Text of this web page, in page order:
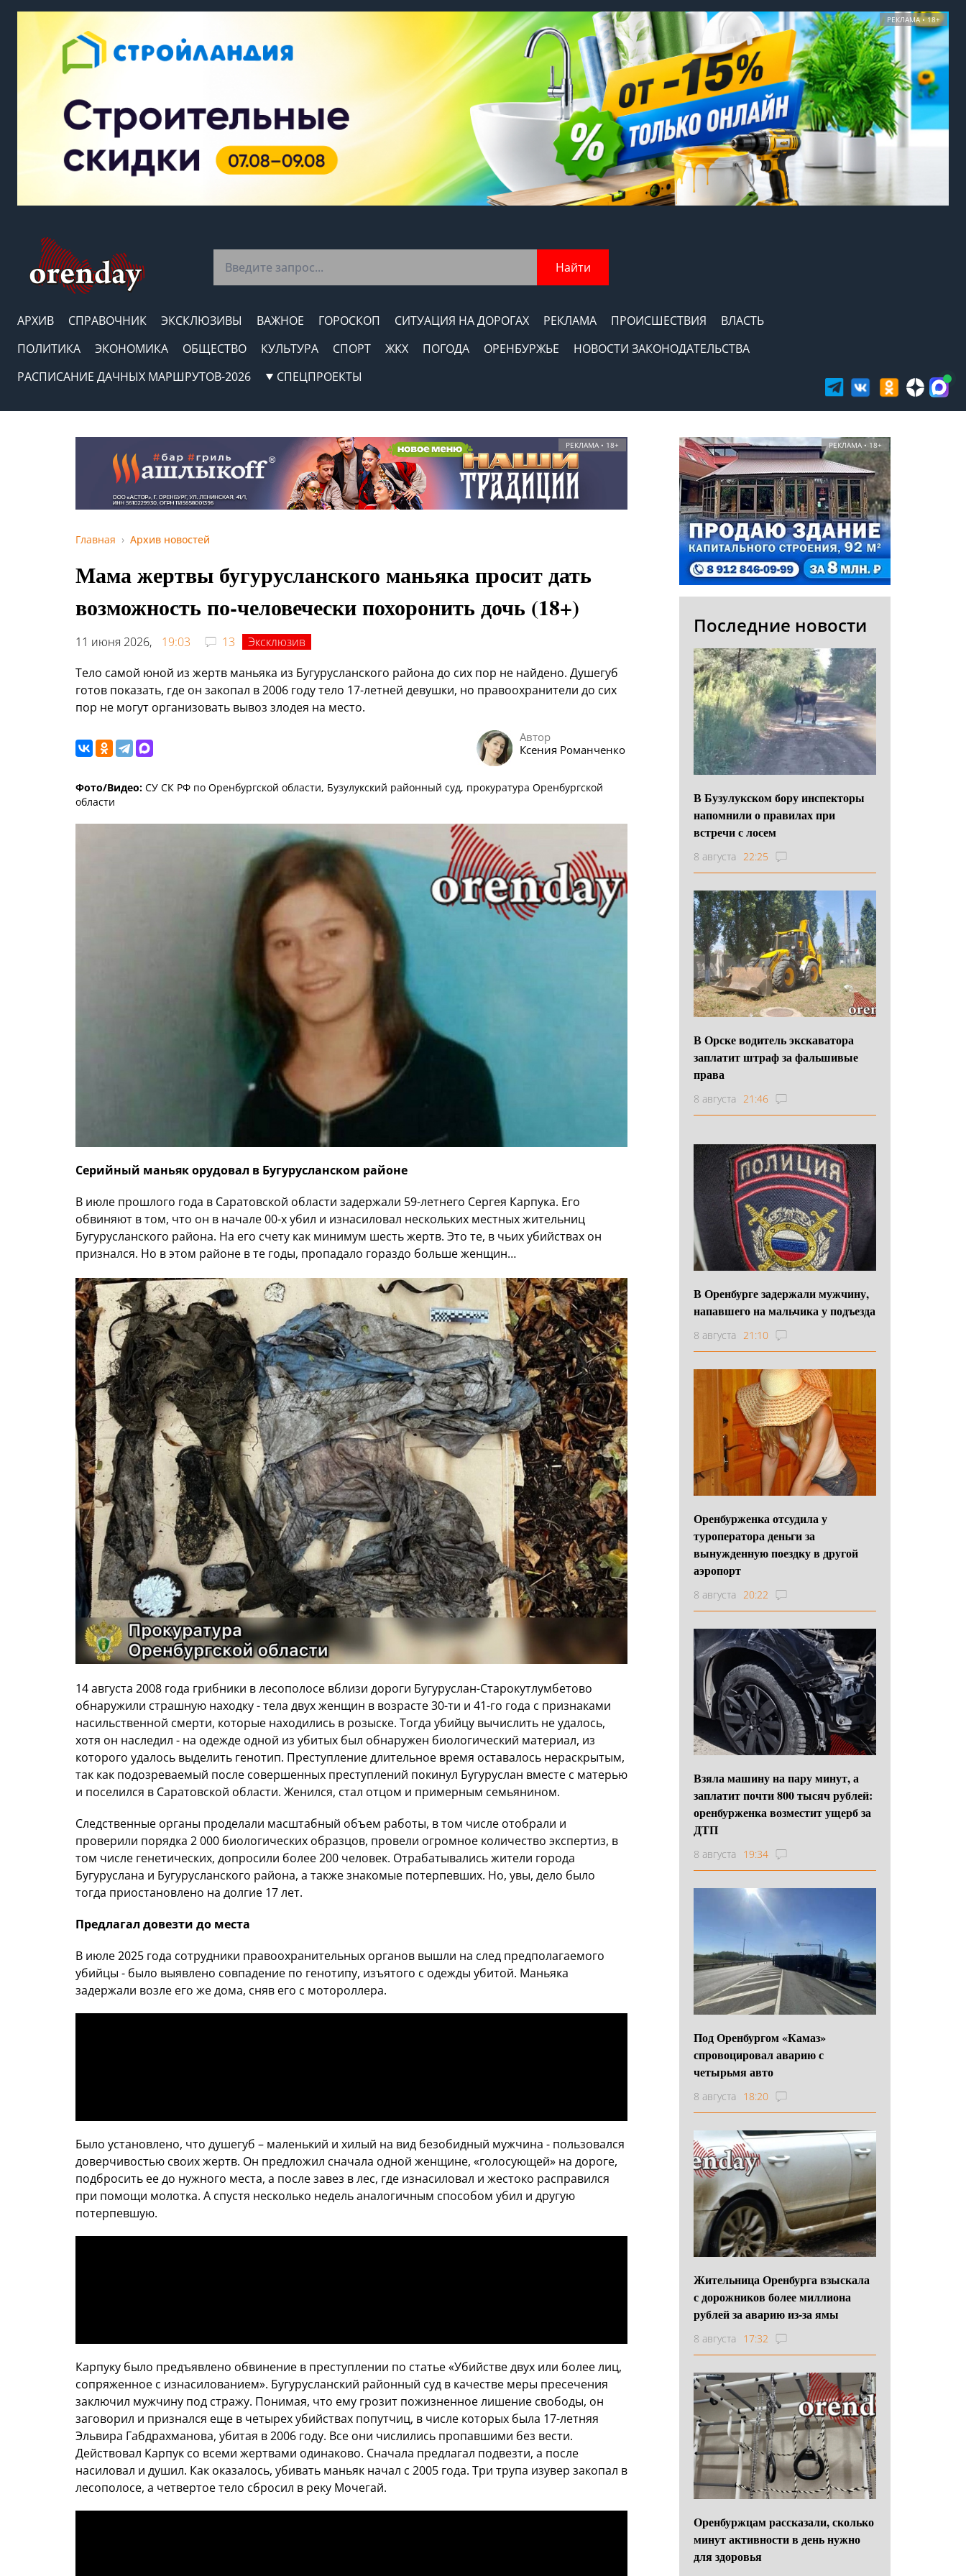
РЕКЛАМА • 18+
Найти
АРХИВ СПРАВОЧНИК ЭКСКЛЮЗИВЫ ВАЖНОЕ ГОРОСКОП СИТУАЦИЯ НА ДОРОГАХ РЕКЛАМА ПРОИСШЕСТВИЯ
ВЛАСТЬ
ПОЛИТИКА
ЭКОНОМИКА ОБЩЕСТВО КУЛЬТУРА СПОРТ ЖКХ ПОГОДА ОРЕНБУРЖЬЕ
НОВОСТИ ЗАКОНОДАТЕЛЬСТВА
РАСПИСАНИЕ ДАЧНЫХ МАРШРУТОВ-2026
СПЕЦПРОЕКТЫ
РЕКЛАМА • 18+
Главная Архив новостей
Мама жертвы бугурусланского маньяка просит дать
возможность по-человечески похоронить дочь (18+)
11 июня 2026, 19:03 13
Эксклюзив
Тело самой юной из жертв маньяка из Бугурусланского района до сих пор не найдено. Душегуб
готов показать, где он закопал в 2006 году тело 17-летней девушки, но правоохранители до сих
пор не могут организовать вывоз злодея на место.
Автор
Ксения Романченко
Фото/Видео: СУ СК РФ по Оренбургской области, Бузулукский районный суд, прокуратура Оренбургской
области
Серийный маньяк орудовал в Бугурусланском районе
В июле прошлого года в Саратовской области задержали 59-летнего Сергея Карпука. Его
обвиняют в том, что он в начале 00-х убил и изнасиловал нескольких местных жительниц
Бугурусланского района. На его счету как минимум шесть жертв. Это те, в чьих убийствах он
признался. Но в этом районе в те годы, пропадало гораздо больше женщин…
14 августа 2008 года грибники в лесополосе вблизи дороги Бугуруслан-Старокутлумбетово
обнаружили страшную находку - тела двух женщин в возрасте 30-ти и 41-го года с признаками
насильственной смерти, которые находились в розыске. Тогда убийцу вычислить не удалось,
хотя он наследил - на одежде одной из убитых был обнаружен биологический материал, из
которого удалось выделить генотип. Преступление длительное время оставалось нераскрытым,
так как подозреваемый после совершенных преступлений покинул Бугуруслан вместе с матерью
и поселился в Саратовской области. Женился, стал отцом и примерным семьянином.
Следственные органы проделали масштабный объем работы, в том числе отобрали и
проверили порядка 2 000 биологических образцов, провели огромное количество экспертиз, в
том числе генетических, допросили более 200 человек. Отрабатывались жители города
Бугуруслана и Бугурусланского района, а также знакомые потерпевших. Но, увы, дело было
тогда приостановлено на долгие 17 лет.
Предлагал довезти до места
В июле 2025 года сотрудники правоохранительных органов вышли на след предполагаемого
убийцы - было выявлено совпадение по генотипу, изъятого с одежды убитой. Маньяка
задержали возле его же дома, сняв его с мотороллера.
Было установлено, что душегуб – маленький и хилый на вид безобидный мужчина - пользовался
доверчивостью своих жертв. Он предложил сначала одной женщине, «голосующей» на дороге,
подбросить ее до нужного места, а после завез в лес, где изнасиловал и жестоко расправился
при помощи молотка. А спустя несколько недель аналогичным способом убил и другую
потерпевшую.
Карпуку было предъявлено обвинение в преступлении по статье «Убийстве двух или более лиц,
сопряженное с изнасилованием». Бугурусланский районный суд в качестве меры пресечения
заключил мужчину под стражу. Понимая, что ему грозит пожизненное лишение свободы, он
заговорил и признался еще в четырех убийствах попутчиц, в числе которых была 17-летняя
Эльвира Габдрахманова, убитая в 2006 году. Все они числились пропавшими без вести.
Действовал Карпук со всеми жертвами одинаково. Сначала предлагал подвезти, а после
насиловал и душил. Как оказалось, убивать маньяк начал с 2005 года. Три трупа изувер закопал в
лесополосе, а четвертое тело сбросил в реку Мочегай.
РЕКЛАМА • 18+
Последние новости
В Бузулукском бору инспекторы
напомнили о правилах при
встречи с лосем
8 августа 22:25
В Орске водитель экскаватора
заплатит штраф за фальшивые
права
8 августа 21:46
В Оренбурге задержали мужчину,
напавшего на мальчика у подъезда
8 августа 21:10
Оренбурженка отсудила у
туроператора деньги за
вынужденную поездку в другой
аэропорт
8 августа 20:22
Взяла машину на пару минут, а
заплатит почти 800 тысяч рублей:
оренбурженка возместит ущерб за
ДТП
8 августа 19:34
Под Оренбургом «Камаз»
спровоцировал аварию с
четырьмя авто
8 августа 18:20
Жительница Оренбурга взыскала
с дорожников более миллиона
рублей за аварию из-за ямы
8 августа 17:32
Оренбуржцам рассказали, сколько
минут активности в день нужно
для здоровья